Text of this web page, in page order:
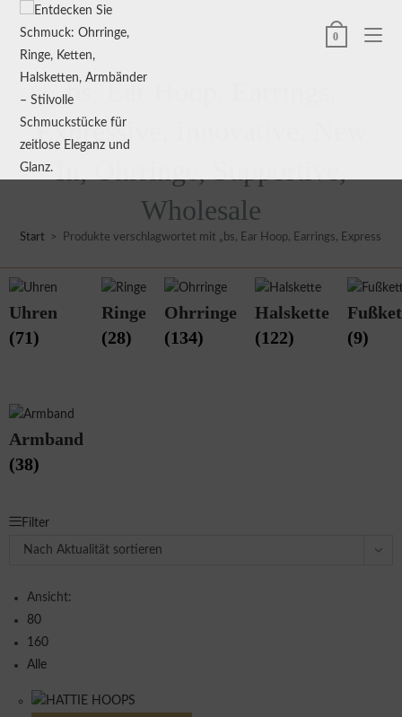
0
bs, Ear Hoop, Earrings,
Expressive, Innovative, New
Wholesale
Start > Produkte verschlagwortet mit „bs, Ear Hoop, Earrings,
Uhren
(71)
Ringe
(28)
Ohrringe
(134)
Halskette
(122)
(9)
Armband
(38)
Filter
Nach Aktualität sortieren
Ansicht:
80
160
Alle